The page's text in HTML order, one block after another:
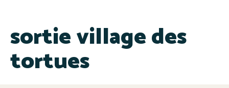
sortie village des
tortues